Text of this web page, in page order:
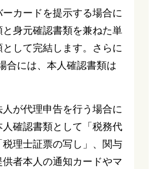
カードを提示する場合に
身元確認書類を兼ねた単
して完結します。さらに
合には、本人確認書類は
が代理申告を行う場合に
確認書類として「税務代
理士証票の写し」、関与
者本人の通知カードやマ